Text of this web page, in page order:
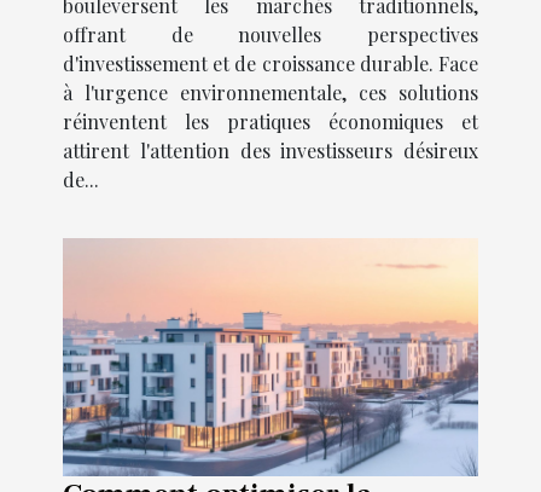
bouleversent les marchés traditionnels,
offrant de nouvelles perspectives
d'investissement et de croissance durable. Face
à l'urgence environnementale, ces solutions
réinventent les pratiques économiques et
attirent l'attention des investisseurs désireux
de...